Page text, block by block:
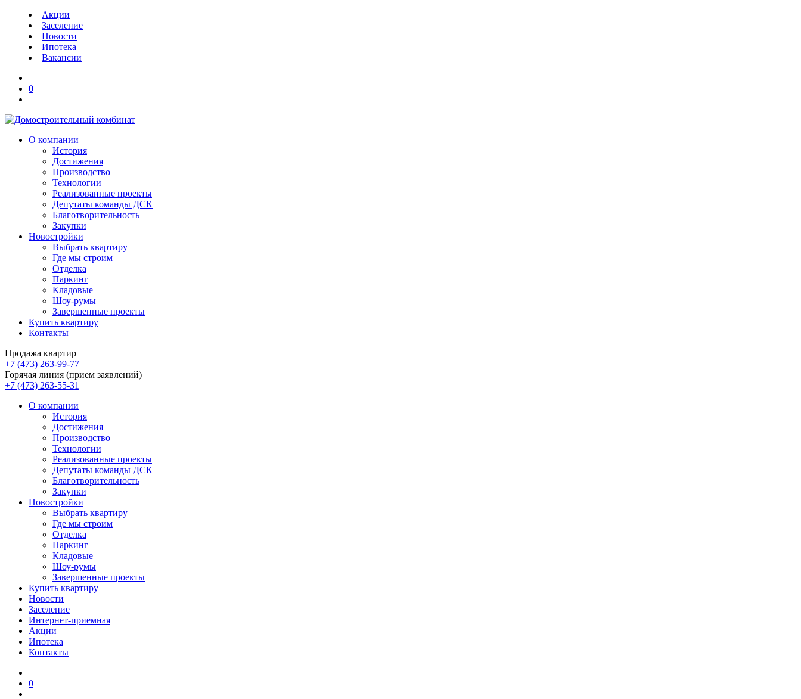
Акции
Заселение
Новости
Ипотека
Вакансии
0
О компании
История
Достижения
Производство
Технологии
Реализованные проекты
Депутаты команды ДСК
Благотворительность
Закупки
Новостройки
Выбрать квартиру
Где мы строим
Отделка
Паркинг
Кладовые
Шоу-румы
Завершенные проекты
Купить квартиру
Контакты
Продажа квартир
+7 (473) 263-99-77
Горячая линия (прием заявлений)
+7 (473) 263-55-31
О компании
История
Достижения
Производство
Технологии
Реализованные проекты
Депутаты команды ДСК
Благотворительность
Закупки
Новостройки
Выбрать квартиру
Где мы строим
Отделка
Паркинг
Кладовые
Шоу-румы
Завершенные проекты
Купить квартиру
Новости
Заселение
Интернет-приемная
Акции
Ипотека
Контакты
0